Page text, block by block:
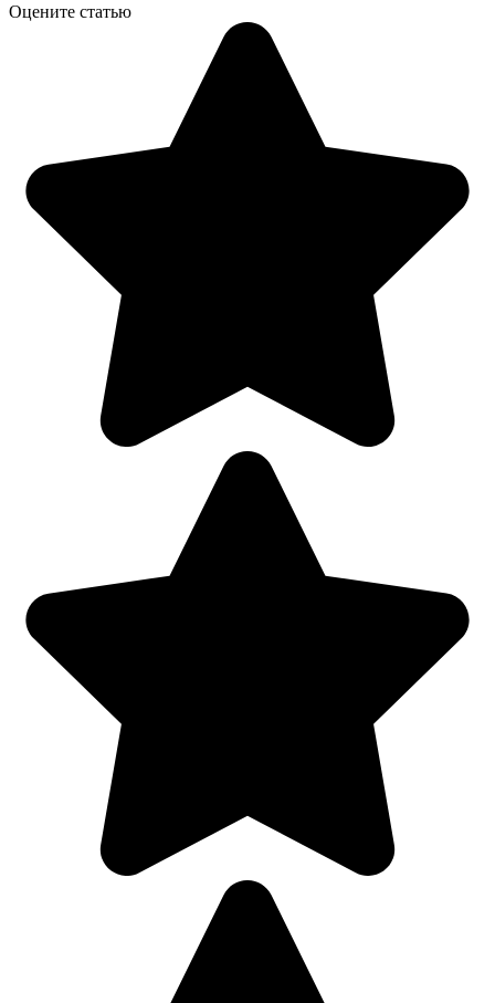
Оцените статью